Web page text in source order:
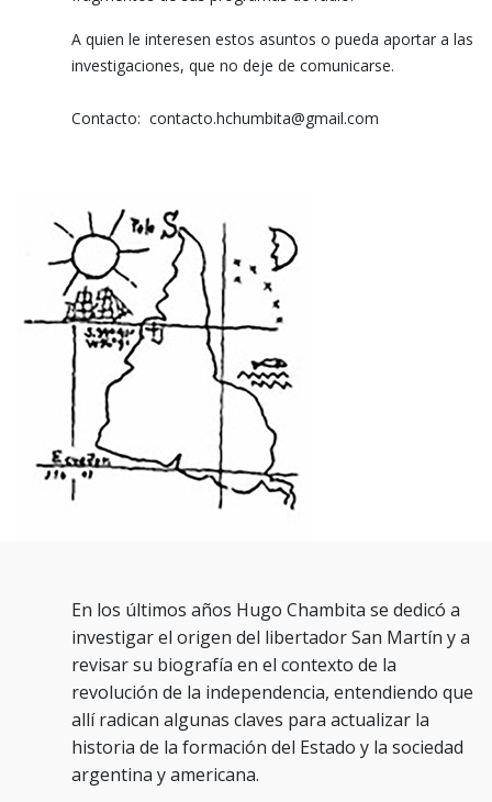
A quien le interesen estos asuntos o pueda aportar a las
investigaciones, que no deje de comunicarse.
Contacto: contacto.hchumbita@gmail.com
En los últimos años Hugo Chambita se dedicó a
investigar el origen del libertador San Martín y a
revisar su biografía en el contexto de la
revolución de la independencia, entendiendo que
allí radican algunas claves para actualizar la
historia de la formación del Estado y la sociedad
argentina y americana.